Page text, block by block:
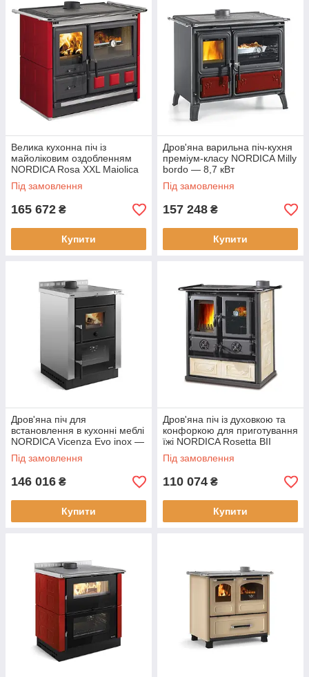
Велика кухонна піч із
майоліковим оздобленням
NORDICA Rosa XXL Maiolica
bordo — 8,5 кВт
Під замовлення
165 672 ₴
Купити
Дров'яна варильна піч-кухня
преміум-класу NORDICA Milly
bordo — 8,7 кВт
Під замовлення
157 248 ₴
Купити
Дров'яна піч для
встановлення в кухонні меблі
NORDICA Vicenza Evo inox —
6 кВт
Під замовлення
146 016 ₴
Купити
Дров'яна піч із духовкою та
конфоркою для приготування
їжі NORDICA Rosetta BII
Liberty panna — 7,2 кВт
Під замовлення
110 074 ₴
Купити